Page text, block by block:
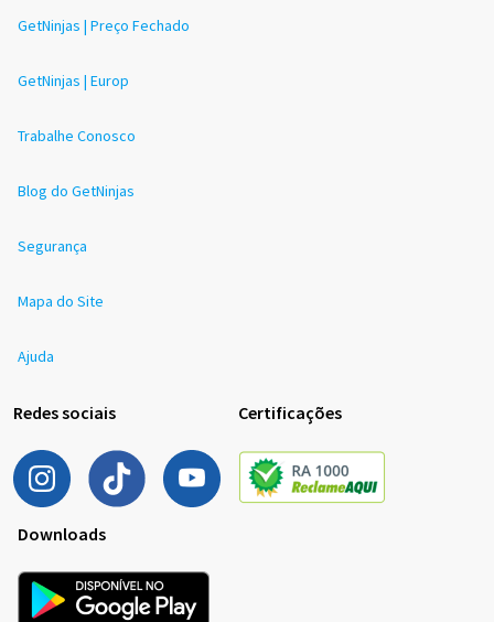
GetNinjas | Preço Fechado
GetNinjas | Europ
Trabalhe Conosco
Blog do GetNinjas
Segurança
Mapa do Site
Ajuda
Redes sociais Certificações
Downloads